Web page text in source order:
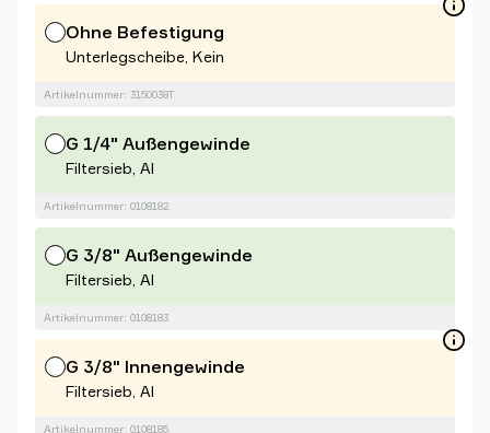
Ohne Befestigung
Unterlegscheibe, Kein
Artikelnummer: 3150038T
G 1/4" Außengewinde
Filtersieb, Al
Artikelnummer: 0108182
G 3/8" Außengewinde
Filtersieb, Al
Artikelnummer: 0108183
G 3/8" Innengewinde
Filtersieb, Al
Artikelnummer: 0108185